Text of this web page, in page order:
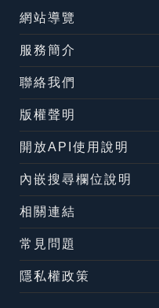
網站導覽
服務簡介
聯絡我們
版權聲明
開放API使用說明
內嵌搜尋欄位說明
相關連結
常見問題
隱私權政策